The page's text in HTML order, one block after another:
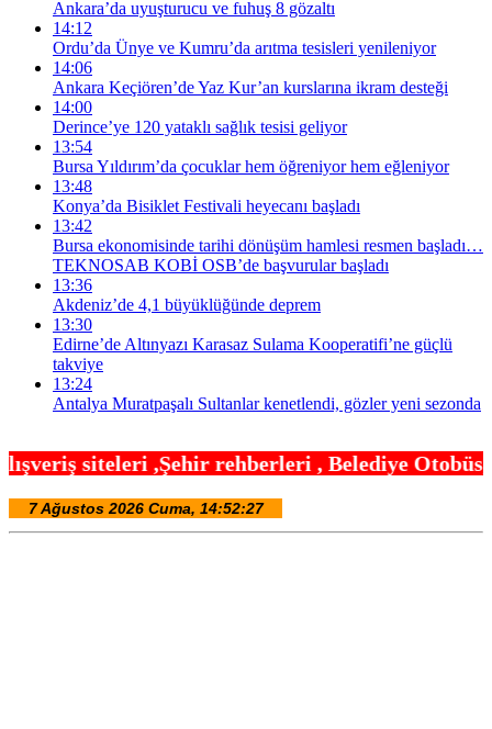
Ankara’da uyuşturucu ve fuhuş 8 gözaltı
14:12
Ordu’da Ünye ve Kumru’da arıtma tesisleri yenileniyor
14:06
Ankara Keçiören’de Yaz Kur’an kurslarına ikram desteği
14:00
Derince’ye 120 yataklı sağlık tesisi geliyor
13:54
Bursa Yıldırım’da çocuklar hem öğreniyor hem eğleniyor
13:48
Konya’da Bisiklet Festivali heyecanı başladı
13:42
Bursa ekonomisinde tarihi dönüşüm hamlesi resmen başladı…
TEKNOSAB KOBİ OSB’de başvurular başladı
13:36
Akdeniz’de 4,1 büyüklüğünde deprem
13:30
Edirne’de Altınyazı Karasaz Sulama Kooperatifi’ne güçlü
takviye
13:24
Antalya Muratpaşalı Sultanlar kenetlendi, gözler yeni sezonda
,Şehir rehberleri , Belediye